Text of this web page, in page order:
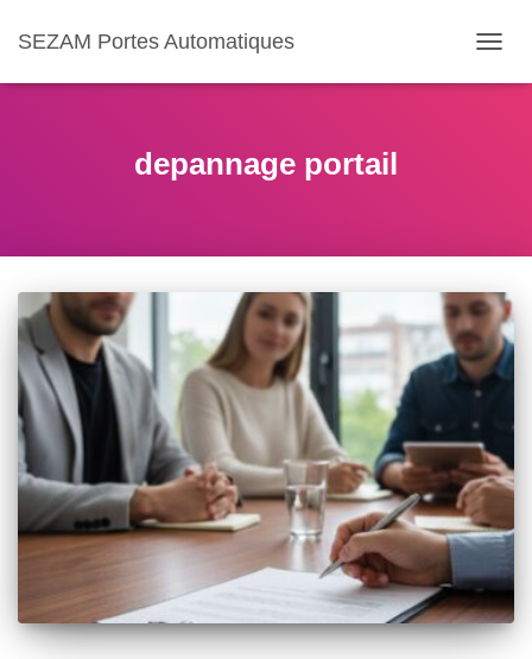
SEZAM Portes Automatiques
LA
depannage portail